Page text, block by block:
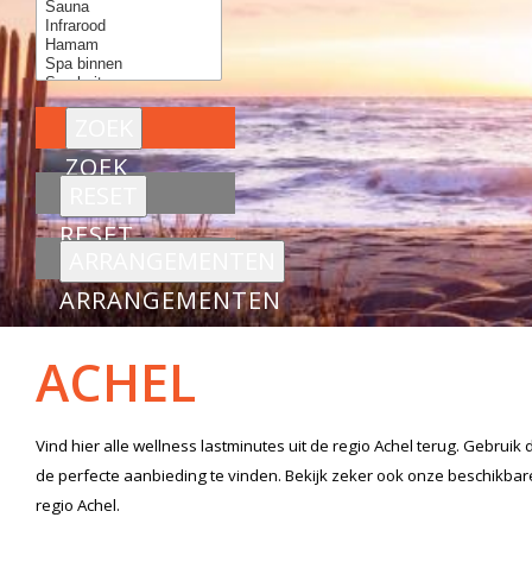
ZOEK
RESET
ARRANGEMENTEN
ACHEL
Vind hier alle wellness lastminutes uit de regio Achelterug. Gebruik
de perfecte aanbieding te vinden. Bekijk zeker ook onze
regio Achel.